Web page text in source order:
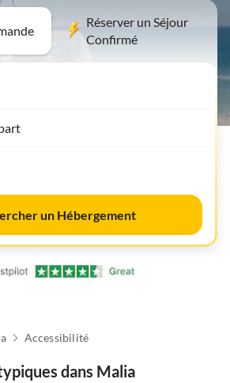
Réserver un Séjour
Confirmé
un Hébergement
Accessibilité
dans Malia